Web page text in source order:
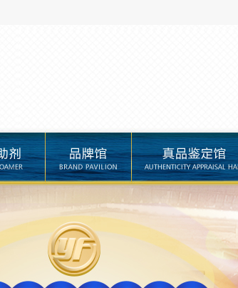
真品鉴定馆 进口助剂